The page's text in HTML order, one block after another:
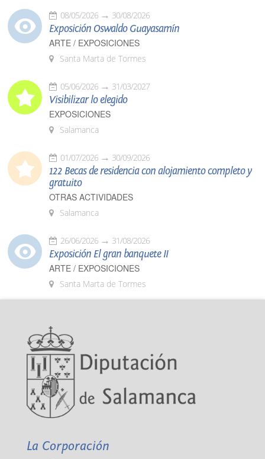
08/05/2026 30/08/2026
Exposición Oswaldo Guayasamín
ARTE / EXPOSICIONES
Santa Marta de Tormes
05/06/2026 31/03/2027
Visibilizar lo elegido
EXPOSICIONES
Salamanca
01/07/2026 30/09/2026
122 Becas de residencia con alojamiento completo y
gratuito
OTRAS ACTIVIDADES
Salamanca
26/06/2026 31/08/2026
Exposición El gran banquete II
ARTE / EXPOSICIONES
Santa Marta de Tormes
La Corporación